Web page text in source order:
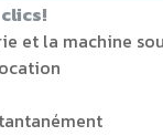
et la machine